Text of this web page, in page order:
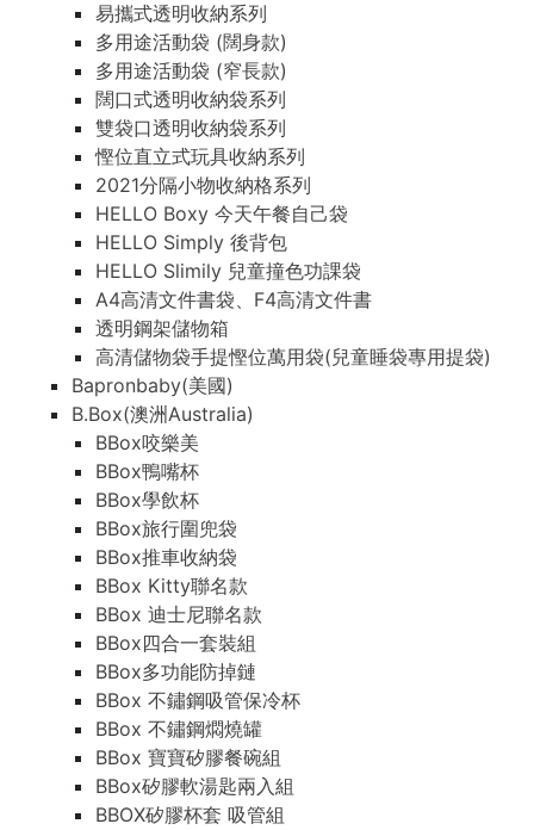
易攜式透明收納系列
多用途活動袋 (闊身款)
多用途活動袋 (窄長款)
闊口式透明收納袋系列
雙袋口透明收納袋系列
慳位直立式玩具收納系列
2021分隔小物收納格系列
HELLO Boxy 今天午餐自己袋
HELLO Simply 後背包
HELLO Slimily 兒童撞色功課袋
A4高清文件書袋、F4高清文件書
透明鋼架儲物箱
高清儲物袋手提慳位萬用袋(兒童睡袋專用提袋)
Bapronbaby(美國)
B.Box(澳洲Australia)
BBox咬樂美
BBox鴨嘴杯
BBox學飲杯
BBox旅行圍兜袋
BBox推車收納袋
BBox Kitty聯名款
BBox 迪士尼聯名款
BBox四合一套裝組
BBox多功能防掉鏈
BBox 不鏽鋼吸管保冷杯
BBox 不鏽鋼燜燒罐
BBox 寶寶矽膠餐碗組
BBox矽膠軟湯匙兩入組
BBOX矽膠杯套 吸管組